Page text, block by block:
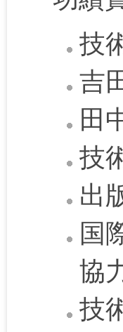
技
吉
田
技
出
国
協
技